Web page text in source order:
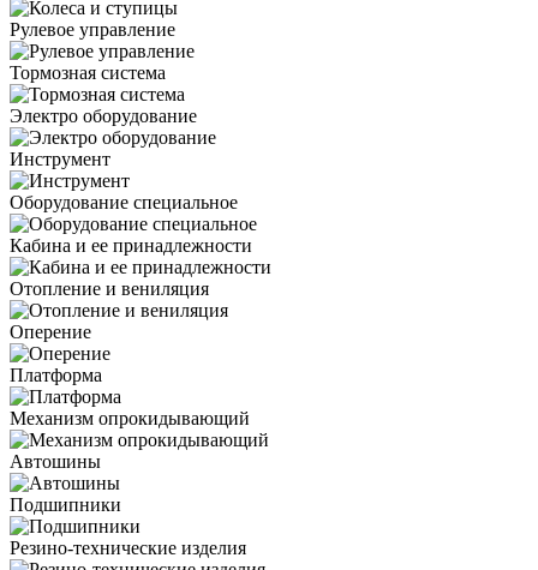
Рулевое управление
Тормозная система
Электро оборудование
Инструмент
Оборудование специальное
Кабина и ее принадлежности
Отопление и вениляция
Оперение
Платформа
Механизм опрокидывающий
Автошины
Подшипники
Резино-технические изделия